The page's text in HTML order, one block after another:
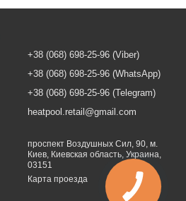
+38 (068) 698-25-96 (Viber)
+38 (068) 698-25-96 (WhatsApp)
+38 (068) 698-25-96 (Telegram)
heatpool.retail@gmail.com
проспект Воздушных Сил, 90, м.
Киев, Киевская область, Украина,
03151
Карта проезда